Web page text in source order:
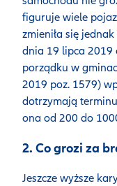
figuruje wiele
zmieniła się
dnia 19 lipca 2019
porządku w
2019 poz. 1579)
dotrzymają
ona od 200 do
2. Co grozi za
Jeszcze wyższe